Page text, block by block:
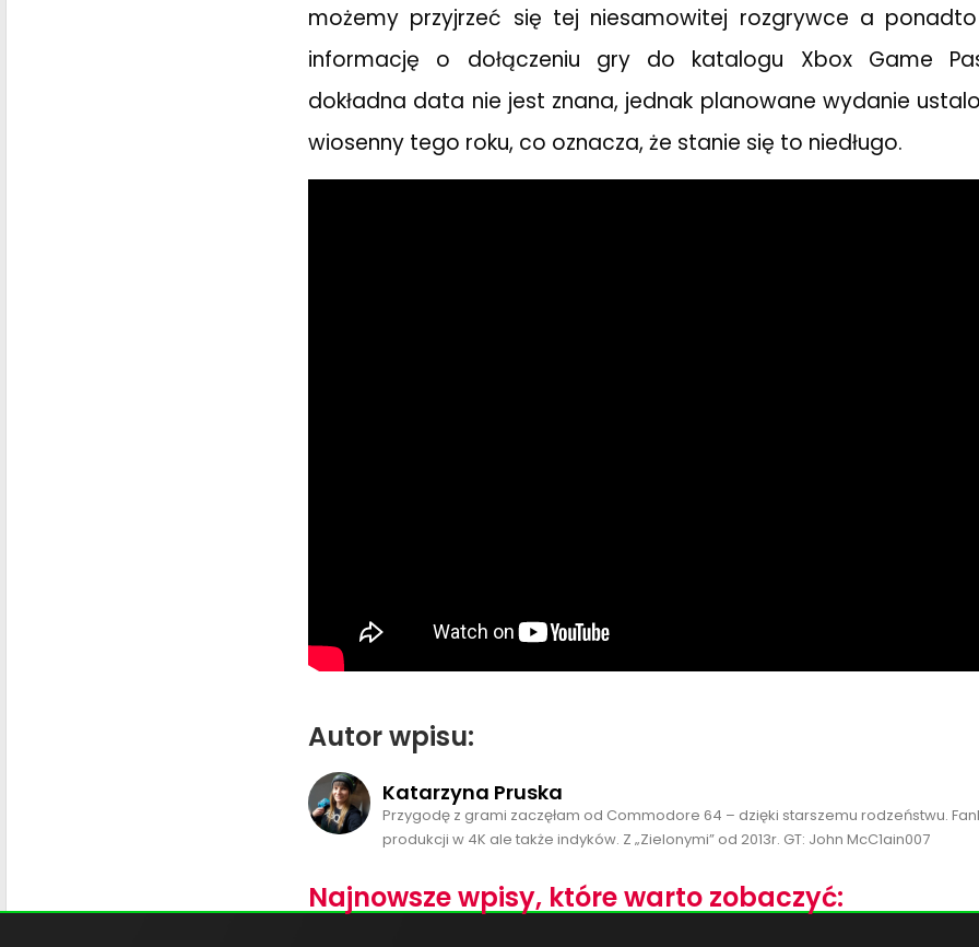
możemy przyjrzeć się tej niesamowitej rozgrywce a
informację o dołączeniu gry do katalogu Xbox Game
dokładna data nie jest znana, jednak planowane wydanie
wiosenny tego roku, co oznacza, że stanie się to niedługo.
Autor wpisu:
Katarzyna Pruska
Przygodę z grami zaczęłam od Commodore 64 – dzięki starszemu rodzeństwu.
produkcji w 4K ale także indyków. Z „Zielonymi” od 2013r. GT: John McC1ain007
Najnowsze wpisy, które warto zobaczyć: